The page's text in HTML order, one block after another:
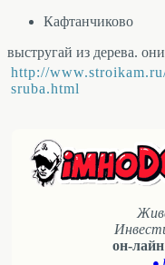
Кафтанчиково
выстругай из дерева.
http://
sruba.html
он-лайн